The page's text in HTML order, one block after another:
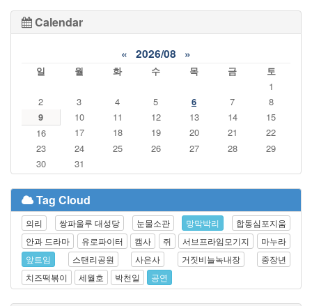
Calendar
« 2026/08 »
일 월 화 수 목 금
토
1
2
3 4 5 6 7
8
9
10 11 12 13 14
15
16
17 18 19 20 21
22
23
24 25 26 27 28
29
30
31
Tag Cloud
의리 쌍파울루 대성당 눈물소관 망막박리
합동심포지움
안과 드라마
유로파이터 캠사 쥐 서브프라임모기지
마누라
앞트임
스탠리공원 사은사 거짓비늘녹내장
중장년
치즈떡볶이
세월호 박천일 공연